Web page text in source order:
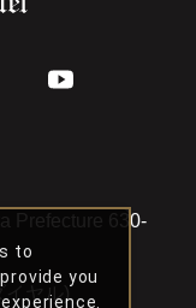
Prefecture 630-
イヤル)
to
you